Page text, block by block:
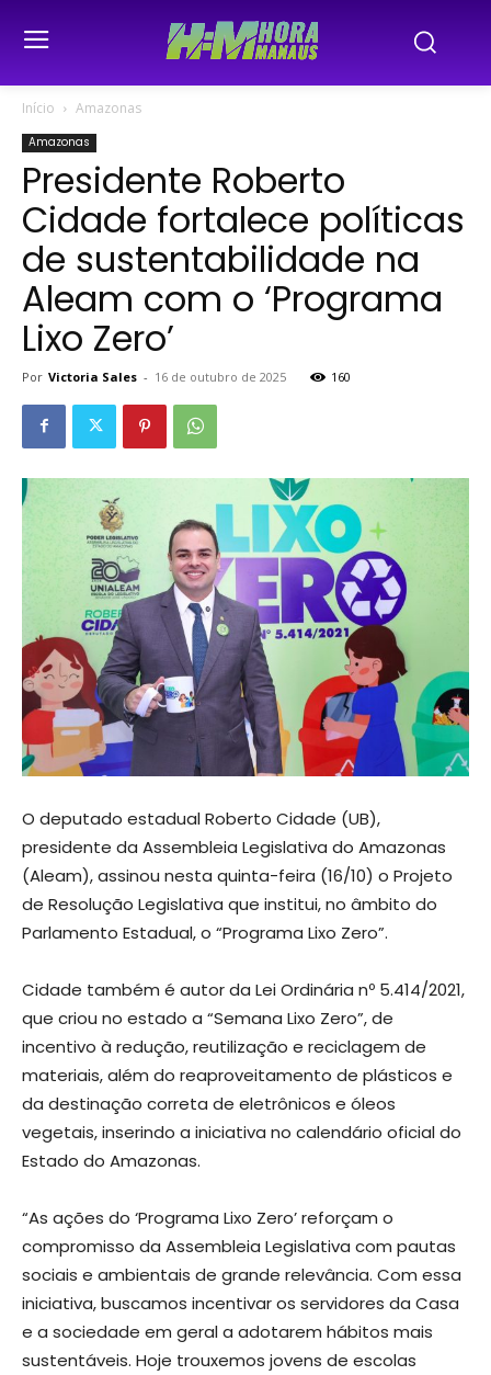
Início Amazonas
Amazonas
Presidente Roberto
Cidade fortalece políticas
de sustentabilidade na
Aleam com o ‘Programa
Lixo Zero’
Por Victoria Sales - 16 de outubro de 2025 160
O deputado estadual Roberto Cidade (UB),
presidente da Assembleia Legislativa do Amazonas
(Aleam), assinou nesta quinta-feira (16/10) o Projeto
de Resolução Legislativa que institui, no âmbito do
Parlamento Estadual, o “Programa Lixo Zero”.
Cidade também é autor da Lei Ordinária nº 5.414/2021,
que criou no estado a “Semana Lixo Zero”, de
incentivo à redução, reutilização e reciclagem de
materiais, além do reaproveitamento de plásticos e
da destinação correta de eletrônicos e óleos
vegetais, inserindo a iniciativa no calendário oficial do
Estado do Amazonas.
“As ações do ‘Programa Lixo Zero’ reforçam o
compromisso da Assembleia Legislativa com pautas
sociais e ambientais de grande relevância. Com essa
iniciativa, buscamos incentivar os servidores da Casa
e a sociedade em geral a adotarem hábitos mais
sustentáveis. Hoje trouxemos jovens de escolas